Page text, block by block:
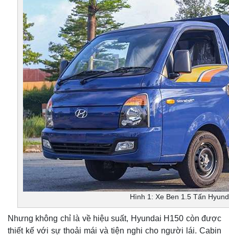
Hình 1: Xe Ben 1.5 Tấn
Nhưng không chỉ là về hiệu suất, Hyundai H150 còn được
thiết kế với sự thoải mái và tiện nghi cho người lái. Cabin